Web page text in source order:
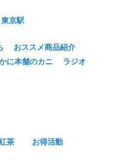
東京駅
おススメ商品紹介
に本舗のカニ
ラジオ
茶
お得活動